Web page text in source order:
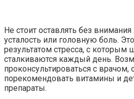
Не стоит оставлять без
усталость или головную боль.
результатом стресса, с которым
сталкиваются каждый день.
проконсультироваться с
порекомендовать витамины и
препараты.